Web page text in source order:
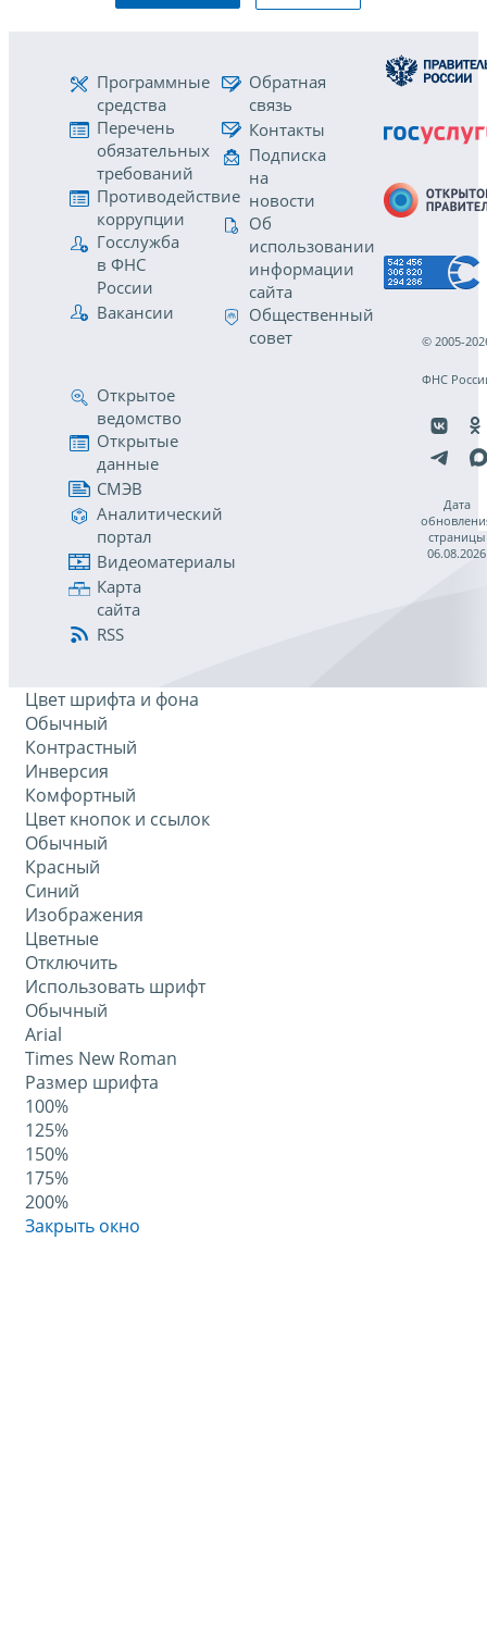
Программные
средства
Перечень
обязательных
требований
Противодействие
коррупции
Госслужба
в ФНС
России
Вакансии
Обратная
связь
Контакты
Подписка
на
новости
Об
использовании
информации
сайта
Общественный
совет
Открытое
ведомство
Открытые
данные
СМЭВ
Аналитический
портал
Видеоматериалы
Карта
сайта
RSS
© 2005-
ФНС
Дата
страницы
06.08.2026
Цвет шрифта и фона
Обычный
Контрастный
Инверсия
Комфортный
Цвет кнопок и ссылок
Обычный
Красный
Синий
Изображения
Цветные
Отключить
Использовать шрифт
Обычный
Arial
Times New Roman
Размер шрифта
100%
125%
150%
175%
200%
Закрыть окно